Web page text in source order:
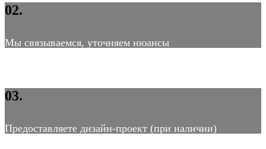
02.
Мы связываемся, уточняем нюансы
03.
Предоставляете дизайн-проект (при наличии)